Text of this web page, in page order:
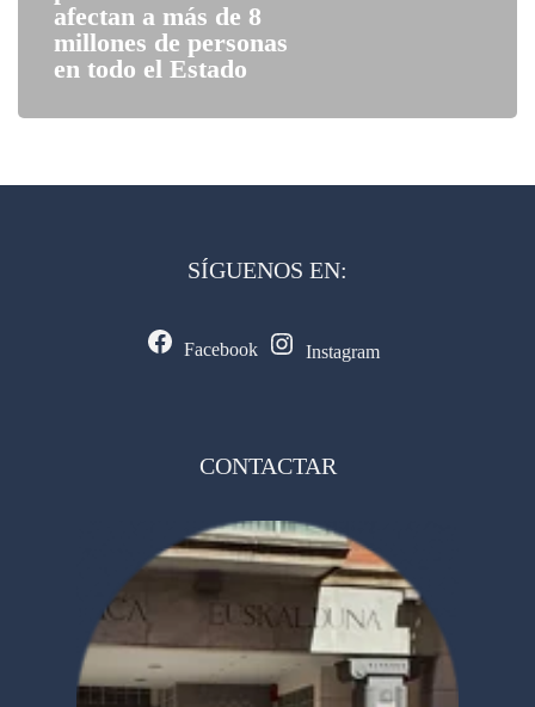
afectan a más de 8
millones de personas
en todo el Estado
SÍGUENOS EN:
Facebook Instagram
CONTACTAR